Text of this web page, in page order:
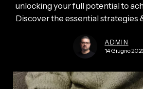
unlocking your full potential to
Discover the essential strategies
ADMIN
14 Giugno